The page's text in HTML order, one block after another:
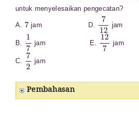
untuk menyelesaikan pengecatan?
A.
7
jam D.
712
jam
B.
17
jam E.
12 7
jam
C.
72
jam
Pembahasan